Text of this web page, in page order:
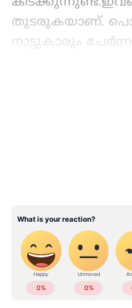
തുടരുകയാണ്.
നാട്ടുകാരും
ABOUT THE